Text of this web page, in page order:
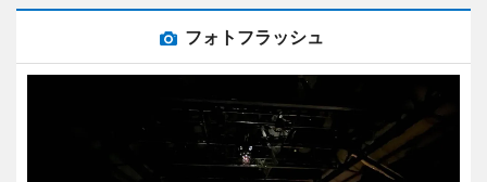
フォトフラッシュ